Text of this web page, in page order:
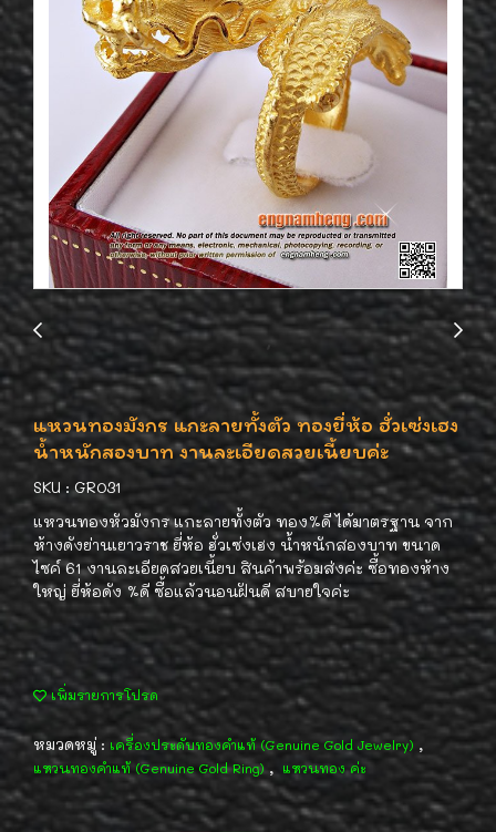
แหวนทองมังกร แกะลายทั้งตัว ทองยี่ห้อ ฮั่วเซ่งเฮง
น้ำหนักสองบาท งานละเอียดสวยเนี้ยบค่ะ
SKU : GR031
แหวนทองหัวมังกร แกะลายทั้งตัว ทอง%ดี ได้มาตรฐาน จาก
ห้างดังย่านเยาวราช ยี่ห้อ ฮั่วเซ่งเฮง น้ำหนักสองบาท ขนาด
ไซค์ 61 งานละเอียดสวยเนี้ยบ สินค้าพร้อมส่งค่ะ ซื้อทองห้าง
ใหญ่ ยี่ห้อดัง %ดี ซื้อแล้วนอนฝันดี สบายใจค่ะ
เพิ่มรายการโปรด
หมวดหมู่ : เครื่องประดับทองคำแท้ (Genuine Gold Jewelry) ,
แหวนทองคำแท้ (Genuine Gold Ring) , แหวนทอง ค่ะ